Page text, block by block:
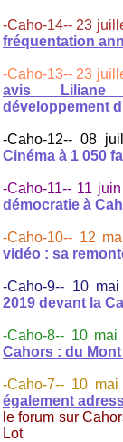
-Caho-14-- 23
fréquentation
-Caho-13-- 23
avis Liliane
développement
-Caho-12-- 08
Cinéma à 1 050
-Caho-11-- 11
démocratie à
-Caho-10-- 12
vidéo : sa
-Caho-9-- 10
2019 devant la
-Caho-8-- 10 mai
Cahors : du
-Caho-7-- 10 mai
également
le forum sur
Lot